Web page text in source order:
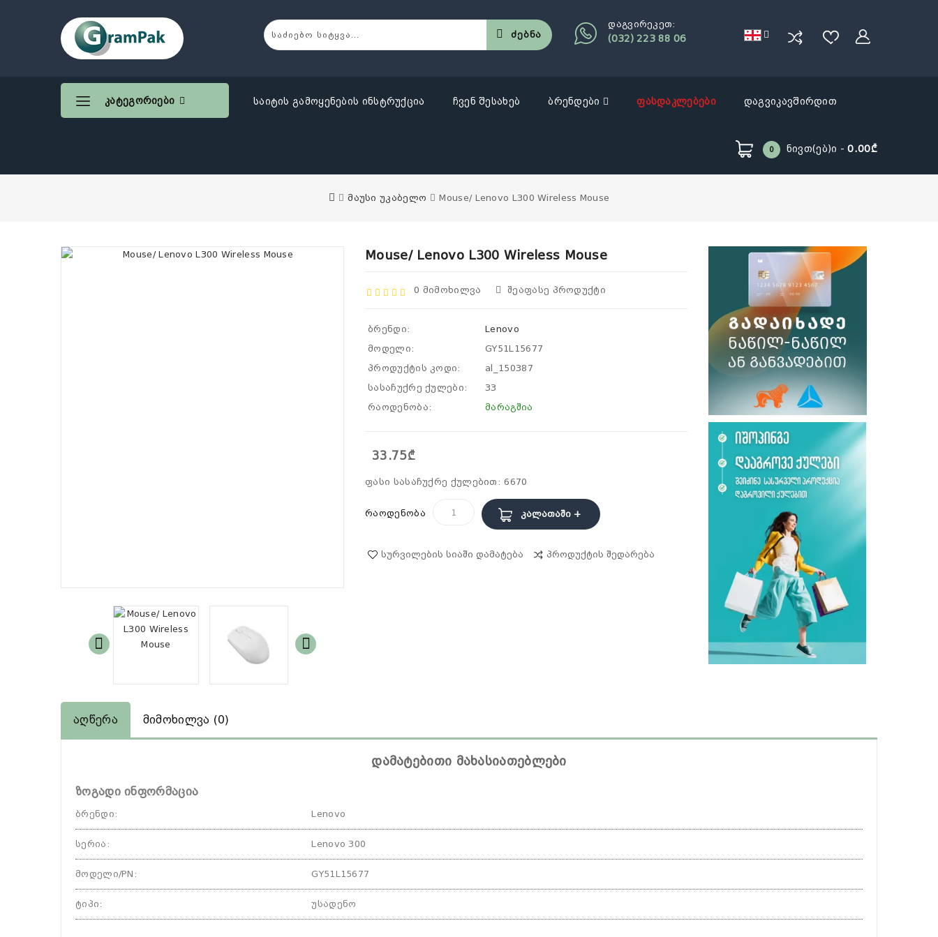
დაგვირეკეთ:
(032) 223 88 06
Ძებნა
Კატეგორიები საიტის გამოყენების ინსტრუქცია ჩვენ შესახებ ბრენდები ფასდაკლებები დაგვიკავშირდით
0 Ნივთ(ებ)ი -0.00₾
მაუსი უკაბელო Mouse/ Lenovo L300 Wireless Mouse
Mouse/ Lenovo L300 Wireless Mouse
0 Მიმოხილვა Შეაფასე Პროდუქტი
ბრენდი:
Lenovo
მოდელი:
GY51L15677
პროდუქტის კოდი:
al_150387
სასაჩუქრე ქულები:
33
რაოდენობა:
მარაგშია
33.75₾
ფასი სასაჩუქრე ქულებით: 6670
რაოდენობა Კალათაში +
Სურვილების Სიაში Დამატება Პროდუქტის Შედარება
Აღწერა Მიმოხილვა (0)
დამატებითი მახასიათებლები
ზოგადი ინფორმაცია
ბრენდი: Lenovo
სერია : Lenovo 300
მოდელი/PN : GY51L15677
ტიპი: უსადენო